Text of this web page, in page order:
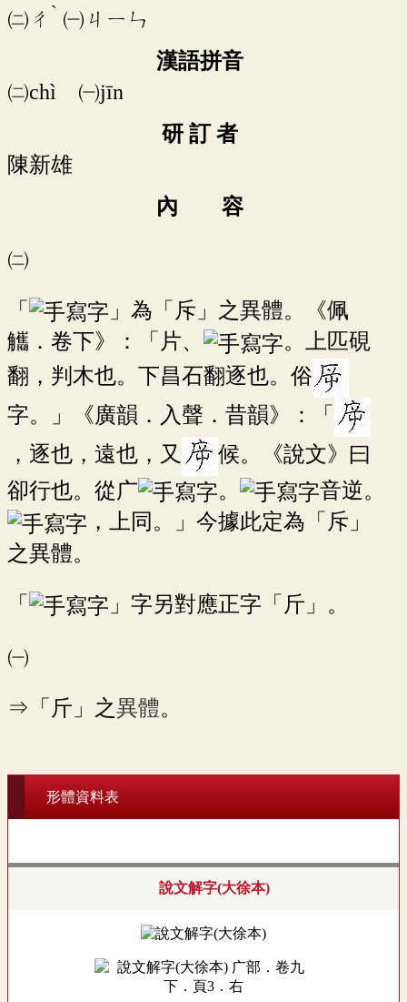
㈡ ㄔ ˋ ㈠ ㄐㄧㄣ
漢語拼音
㈡chì ㈠jīn
研 訂 者
陳新雄
內 容
㈡
「
」為「斥」之異體。《佩
觿．卷下》：「片、
。上匹硯
翻，判木也。下昌石翻逐也。俗
字。」《廣韻．入聲．昔韻》：「
，逐也，遠也，又
候。《說文》曰
卻行也。從广
。
音逆。
，上同。」今據此定為「斥」
之異體。
「 」字另對應正字「斤」。
㈠
⇒「斤」之異體。
形體資料表
說文解字(大徐本)